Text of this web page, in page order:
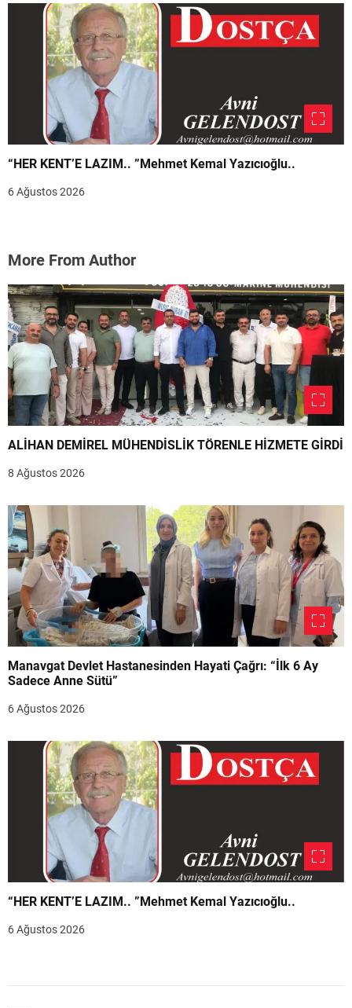
“HER KENT’E LAZIM.. ”Mehmet Kemal Yazıcıoğlu..
6 Ağustos 2026
More From Author
ALİHAN DEMİREL MÜHENDİSLİK TÖRENLE HİZMETE GİRDİ
8 Ağustos 2026
Manavgat Devlet Hastanesinden Hayati Çağrı: “İlk 6 Ay
Sadece Anne Sütü”
6 Ağustos 2026
“HER KENT’E LAZIM.. ”Mehmet Kemal Yazıcıoğlu..
6 Ağustos 2026